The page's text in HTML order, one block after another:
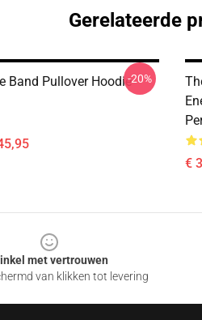
Gerelateerde
Band Pullover Hoodie-20%
€
met vertrouwen
van klikken tot levering